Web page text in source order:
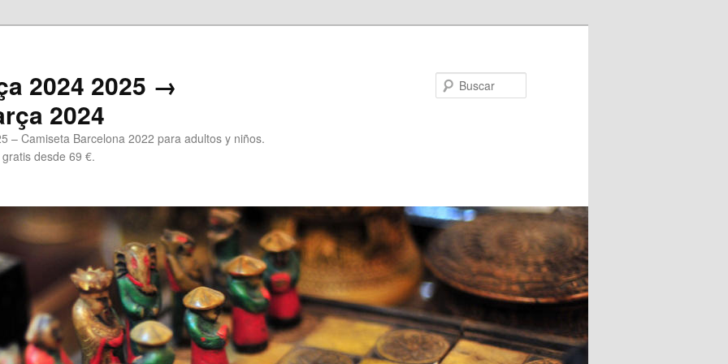
2024 2025 →
2024
– Camiseta Barcelona 2022 para adultos y niños.
desde 69 €.